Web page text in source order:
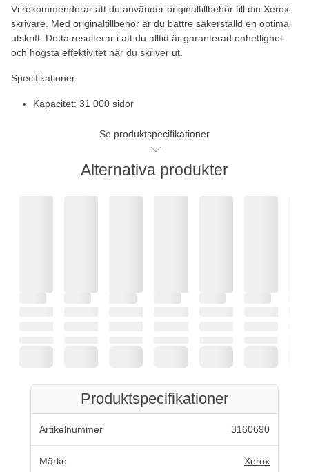
Vi rekommenderar att du använder originaltillbehör till din Xerox-
skrivare. Med originaltillbehör är du bättre säkerställd en optimal
utskrift. Detta resulterar i att du alltid är garanterad enhetlighet
och högsta effektivitet när du skriver ut.
Specifikationer
Kapacitet: 31 000 sidor
Se produktspecifikationer
Alternativa produkter
Produktspecifikationer
Artikelnummer 3160690
Märke Xerox